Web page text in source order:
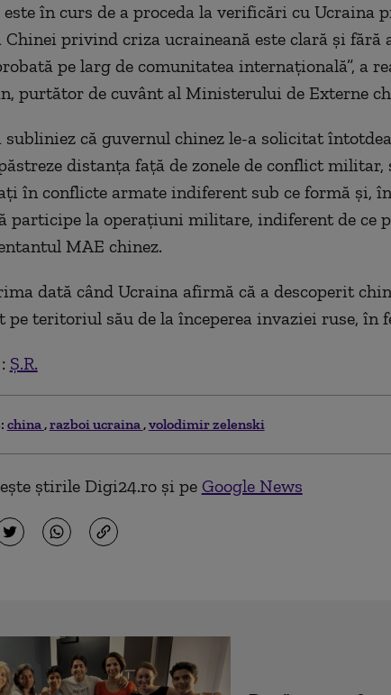
în curs de a proceda la verificări cu Ucraina
Chinei privind criza ucraineană este clară şi fără
pe larg de comunitatea internaţională”, a
purtător de cuvânt al Ministerului de Externe
subliniez că guvernul chinez le-a solicitat
distanţa faţă de zonele de conflict militar,
în conflicte armate indiferent sub ce formă şi,
participe la operaţiuni militare, indiferent de ce
MAE chinez.
dată când Ucraina afirmă că a descoperit
pe teritoriul său de la începerea invaziei ruse, în
Ș.R.
china razboi ucraina volodimir zelenski
știrile Digi24.ro și pe Google News